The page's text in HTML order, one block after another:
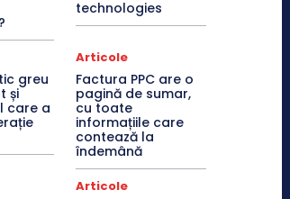
technologies
greu
și
care a
Articole
Factura PPC are o
pagină de sumar,
cu toate
informațiile care
contează la
îndemână
Articole